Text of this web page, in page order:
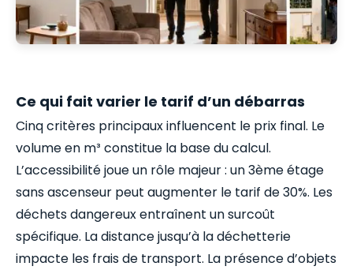
Ce qui fait varier le tarif d’un débarras
Cinq critères principaux influencent le prix final. Le
volume en m³ constitue la base du calcul.
L’accessibilité joue un rôle majeur : un 3ème étage
sans ascenseur peut augmenter le tarif de 30%. Les
déchets dangereux entraînent un surcoût
spécifique. La distance jusqu’à la déchetterie
impacte les frais de transport. La présence d’objets